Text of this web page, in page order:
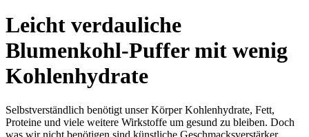
Leicht verdauliche
Blumenkohl-Puffer mit wenig
Kohlenhydrate
Selbstverständlich benötigt unser Körper Kohlenhydrate, Fett,
Proteine und viele weitere Wirkstoffe um gesund zu bleiben. Doch
was wir nicht benötigen sind künstliche Geschmacksverstärker,